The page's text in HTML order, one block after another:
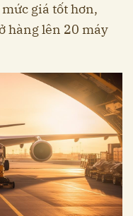
giá tốt hơn,
hàng lên 20 máy